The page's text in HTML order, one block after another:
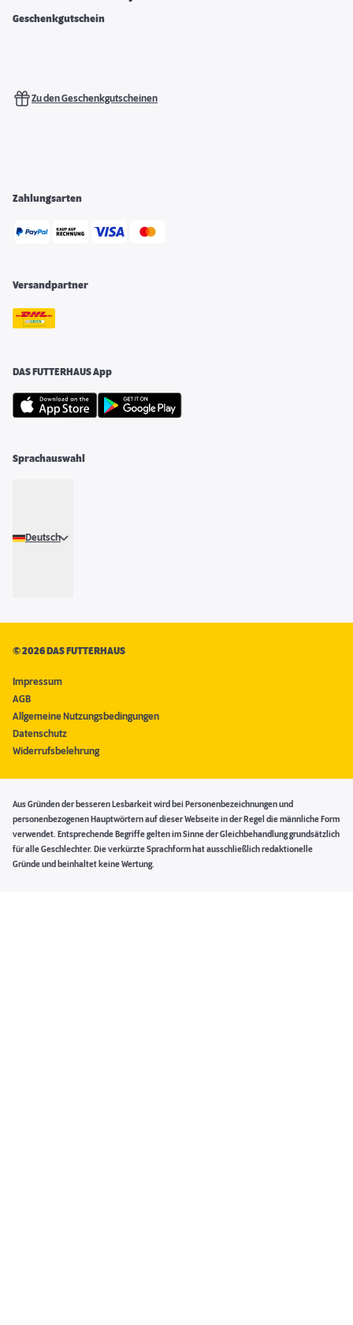
Geschenkgutschein
Zu den Geschenkgutscheinen
Zahlungsarten
Versandpartner
DAS FUTTERHAUS App
Sprachauswahl
Deutsch
©2026 DAS FUTTERHAUS
Impressum
AGB
Allgemeine Nutzungsbedingungen
Datenschutz
Widerrufsbelehrung
Aus Gründen der besseren Lesbarkeit wird bei Personenbezeichnungen und
personenbezogenen Hauptwörtern auf dieser Webseite in der Regel die männliche Form
verwendet. Entsprechende Begriffe gelten im Sinne der Gleichbehandlung grundsätzlich
für alle Geschlechter. Die verkürzte Sprachform hat ausschließlich redaktionelle
Gründe und beinhaltet keine Wertung.